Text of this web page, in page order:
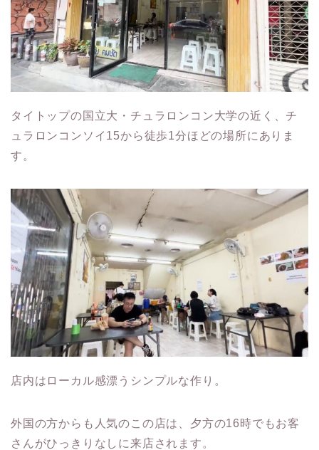
タイトップの国立大・チュラロンコン大学の近く、チ
ュラロンコンソイ15から徒歩1分ほどの場所にありま
す。
店内はローカル感漂うシンプルな作り。
外国の方からも人気のこの店は、夕方の16時でもお客
さんがひっきりなしに来店されます。